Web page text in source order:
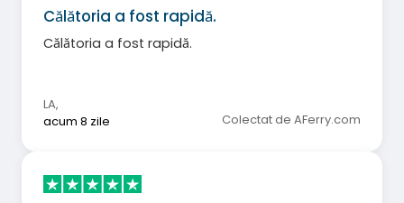
Călătoria a fost rapidă.
Călătoria a fost rapidă.
LA,
acum 8 zile
Colectat de AFerry.com